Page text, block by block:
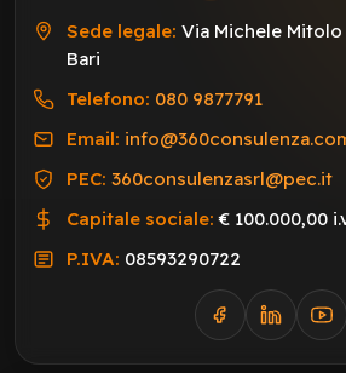
Sede legale: Via Michele Mitolo
Bari
Telefono: 080 9877791
Email:
PEC: 360consulenzasrl@pec.it
Capitale sociale: € 100.000,00
P.IVA: 08593290722